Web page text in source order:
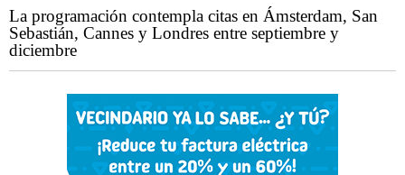
La programación contempla citas en Ámsterdam, San
Sebastián, Cannes y Londres entre septiembre y
diciembre